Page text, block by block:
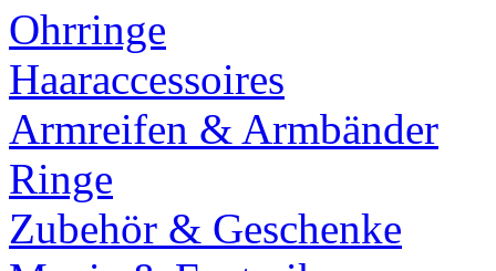
Ohrringe
Haaraccessoires
Armreifen & Armbänder
Ringe
Zubehör & Geschenke